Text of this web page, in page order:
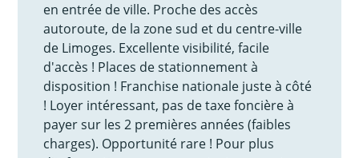
en entrée de ville. Proche des accès
autoroute, de la zone sud et du centre-ville
de Limoges. Excellente visibilité, facile
d'accès ! Places de stationnement à
disposition ! Franchise nationale juste à côté
! Loyer intéressant, pas de taxe foncière à
payer sur les 2 premières années (faibles
charges). Opportunité rare ! Pour plus